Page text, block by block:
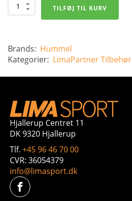
HUMMEL
Element
Fodboldstrømper
TILFØJ TIL KURV
Brands: Hummel
Kategorier: LimaPartnerTilbehør
Hjallerup Centret 11
DK 9320 Hjallerup
Tlf. +45 96 46 70 00
CVR: 36054379
info@limasport.dk